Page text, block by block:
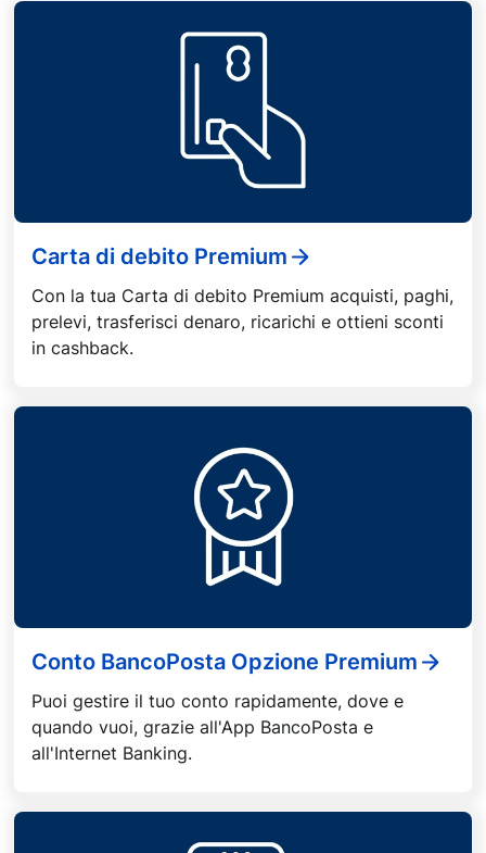
Carta di debito Premium
Con la tua Carta di debito Premium acquisti, paghi,
prelevi, trasferisci denaro, ricarichi e ottieni sconti
in cashback.
Conto BancoPosta Opzione Premium
Puoi gestire il tuo conto rapidamente, dove e
quando vuoi, grazie all'App BancoPosta e
all'Internet Banking.